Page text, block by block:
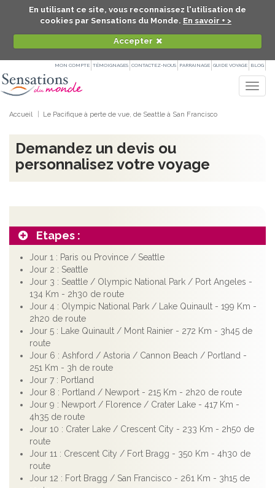
En utilisant ce site, vous reconnaissez l'utilisation de
cookies par Sensations du Monde. En savoir + >
Accepter
MON COMPTE TÉMOIGNAGES CONTACTEZ-NOUS PARRAINAGE GUIDE VOYAGE BLOG
Accueil Le Pacifique à perte de vue, de Seattle à San Francisco
Demandez un devis ou
personnalisez votre voyage
Etapes :
Jour 1 : Paris ou Province / Seattle
Jour 2 : Seattle
Jour 3 : Seattle / Olympic National Park / Port Angeles -
134 Km - 2h30 de route
Jour 4 : Olympic National Park / Lake Quinault - 199 Km -
2h20 de route
Jour 5 : Lake Quinault / Mont Rainier - 272 Km - 3h45 de
route
Jour 6 : Ashford / Astoria / Cannon Beach / Portland -
251 Km - 3h de route
Jour 7 : Portland
Jour 8 : Portland / Newport - 215 Km - 2h20 de route
Jour 9 : Newport / Florence / Crater Lake - 417 Km -
4h35 de route
Jour 10 : Crater Lake / Crescent City - 233 Km - 2h50 de
route
Jour 11 : Crescent City / Fort Bragg - 350 Km - 4h30 de
route
Jour 12 : Fort Bragg / San Francisco - 261 Km - 3h15 de